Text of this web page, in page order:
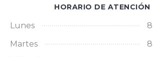
HORARIO DE ATENCIÓN
Lunes
Martes